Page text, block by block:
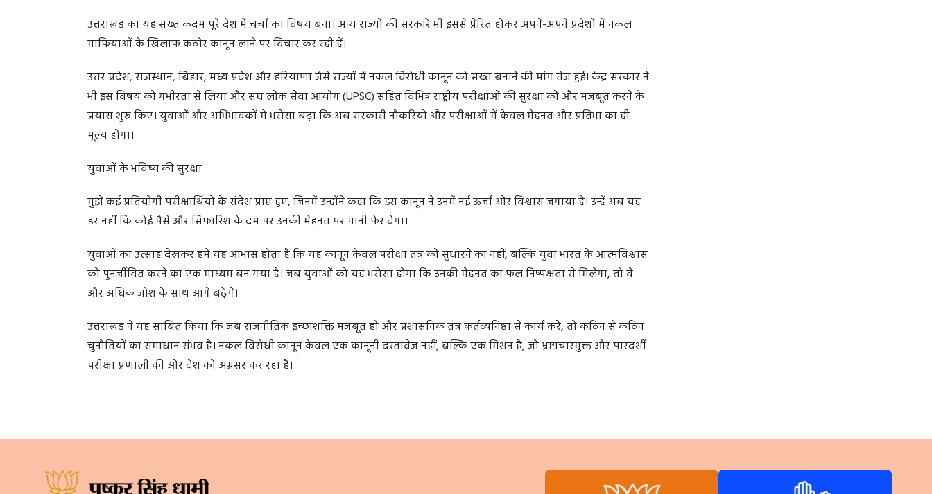
उत्तराखंड का यह सख्त कदम पूरे देश में चर्चा का विषय बना। अन्य राज्यों की सरकारें भी इससे प्रेरित होकर अपने-अपने प्रदेशों में नकल
माफियाओं के खिलाफ कठोर कानून लाने पर विचार कर रही हैं।
उत्तर प्रदेश, राजस्थान, बिहार, मध्य प्रदेश और हरियाणा जैसे राज्यों में नकल विरोधी कानून को सख्त बनाने की मांग तेज हुई। केंद्र सरकार ने
भी इस विषय को गंभीरता से लिया और संघ लोक सेवा आयोग (UPSC) सहित विभिन्न राष्ट्रीय परीक्षाओं की सुरक्षा को और मजबूत करने के
प्रयास शुरू किए। युवाओं और अभिभावकों में भरोसा बढ़ा कि अब सरकारी नौकरियों और परीक्षाओं में केवल मेहनत और प्रतिभा का ही
मूल्य होगा।
युवाओं के भविष्य की सुरक्षा
मुझे कई प्रतियोगी परीक्षार्थियों के संदेश प्राप्त हुए, जिनमें उन्होंने कहा कि इस कानून ने उनमें नई ऊर्जा और विश्वास जगाया है। उन्हें अब यह
डर नहीं कि कोई पैसे और सिफारिश के दम पर उनकी मेहनत पर पानी फेर देगा।
युवाओं का उत्साह देखकर हमें यह आभास होता है कि यह कानून केवल परीक्षा तंत्र को सुधारने का नहीं, बल्कि युवा भारत के आत्मविश्वास
को पुनर्जीवित करने का एक माध्यम बन गया है। जब युवाओं को यह भरोसा होगा कि उनकी मेहनत का फल निष्पक्षता से मिलेगा, तो वे
और अधिक जोश के साथ आगे बढ़ेंगे।
उत्तराखंड ने यह साबित किया कि जब राजनीतिक इच्छाशक्ति मजबूत हो और प्रशासनिक तंत्र कर्तव्यनिष्ठा से कार्य करे, तो कठिन से कठिन
चुनौतियों का समाधान संभव है। नकल विरोधी कानून केवल एक कानूनी दस्तावेज नहीं, बल्कि एक मिशन है, जो भ्रष्टाचारमुक्त और पारदर्शी
परीक्षा प्रणाली की ओर देश को अग्रसर कर रहा है।